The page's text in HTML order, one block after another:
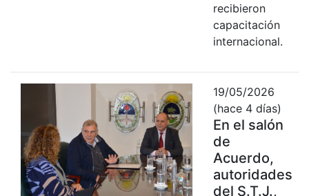
recibieron
capacitación
internacional.
19/05/2026
(hace 4 días)
En el salón
de
Acuerdo,
autoridades
del S.T.J.,